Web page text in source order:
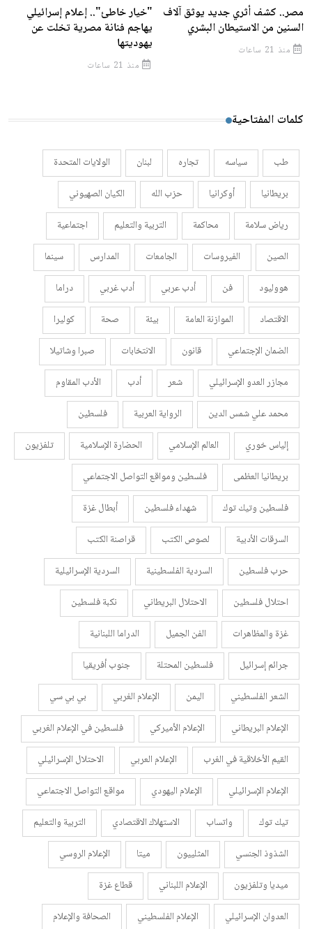
مصر.. كشف أثري جديد يوثق آلاف
السنين من الاستيطان البشري
منذ 21 ساعات
"خيار خاطئ".. إعلام إسرائيلي
يهاجم فنانة مصرية تخلت عن
يهوديتها
منذ 21 ساعات
كلمات المفتاحية
طب سياسه تجاره لبنان
الولايات المتحدة
بريطانيا
أوكرانيا حزب الله
الكيان الصهيوني
رياض سلامة
محاكمة التربية والتعليم
اجتماعية
الصين
الفيروسات الجامعات المدارس
سينما
هووليود
فن أدب عربي أدب غربي
دراما
الاقتصاد
الموازنة العامة بيئة صحة
كوليرا
الضمان الإجتماعي
قانون الانتخابات
صبرا وشاتيلا
مجازر العدو الإسرائيلي
شعر أدب
الأدب المقاوم
محمد علي شمس الدين
الرواية العربية
فلسطين
إلياس خوري
العالم الإسلامي الحضارة الإسلامية
تلفزيون
بريطانيا العظمى
فلسطين ومواقع التواصل الاجتماعي
فلسطين وتيك توك
شهداء فلسطين
أبطال غزة
السرقات الأدبية
لصوص الكتب
قراصنة الكتب
حرب فلسطين
السردية الفلسطينية
السردية الإسرائيلية
احتلال فلسطين
الاحتلال البريطاني
نكبة فلسطين
غزة والمظاهرات
الفن الجميل
الدراما اللبنانية
جرائم إسرائيل
فلسطين المحتلة
جنوب أفريقيا
الشعر الفلسطيني
اليمن الإعلام الغربي
بي بي سي
الإعلام البريطاني
الإعلام الأميركي
فلسطين في الإعلام الغربي
القيم الأخلاقية في الغرب
الإعلام العربي
الاحتلال الإسرائيلي
الإعلام الإسرائيلي
الإعلام اليهودي
مواقع التواصل الاجتماعي
تيك توك
واتساب الاستهلاك الاقتصادي
التربية والتعليم
الشذوذ الجنسي
المثلييون ميتا
الإعلام الروسي
ميديا وتلفزيون
الإعلام اللبناني
قطاع غزة
العدوان الإسرائيلي
الإعلام الفلسطيني الصحافة والإعلام